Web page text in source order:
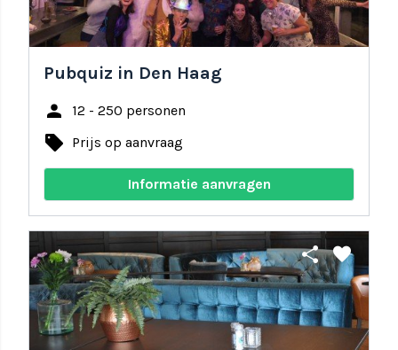
Pubquiz in Den Haag
person 12 - 250 personen
local_offer Prijs op aanvraag
Informatie aanvragen
share favorite